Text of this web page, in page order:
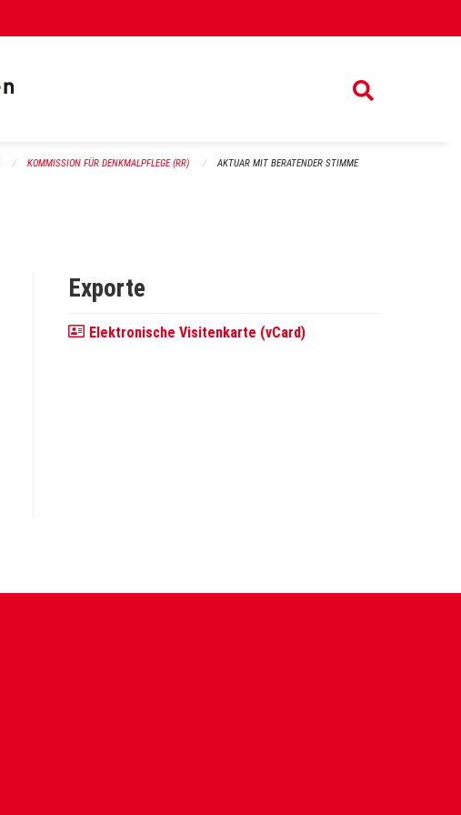
KOMMISSION FÜR DENKMALPFLEGE (RR) AKTUAR MIT BERATENDER STIMME
Exporte
Elektronische Visitenkarte (vCard)